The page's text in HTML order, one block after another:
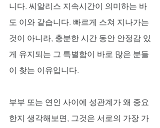
니다. 씨알리스 지속시간이 의미하는 바
도 이와 같습니다. 빠르게 스쳐 지나가는
것이 아니라, 충분한 시간 동안 안정감 있
게 유지되는 그 특별함이 바로 많은 분들
이 찾는 이유입니다.
부부 또는 연인 사이에 성관계가 왜 중요
한지 생각해보면, 그것은 서로의 가장 가